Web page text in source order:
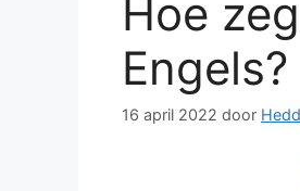
Hoe
Engels?
16 april 2022 door